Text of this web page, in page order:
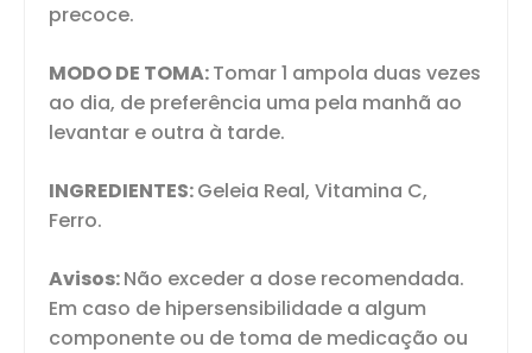
precoce.
MODO DE TOMA:Tomar 1 ampola duas vezes
ao dia, de preferência uma pela manhã ao
levantar e outra à tarde.
INGREDIENTES:Geleia Real, Vitamina C,
Ferro.
Avisos:Não exceder a dose recomendada.
Em caso de hipersensibilidade a algum
componente ou de toma de medicação ou